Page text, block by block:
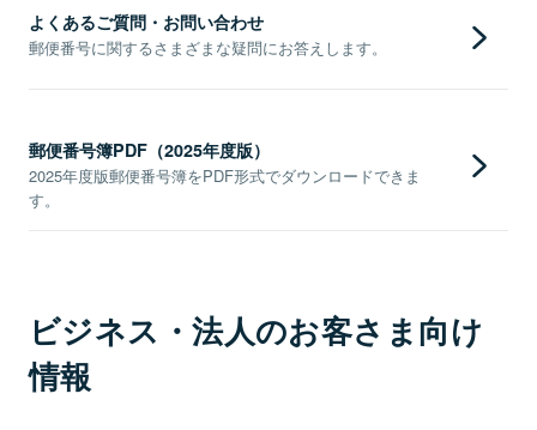
よくあるご質問・お問い合わせ
郵便番号に関するさまざまな疑問にお答えします。
郵便番号簿PDF（2025年度版）
2025年度版郵便番号簿をPDF形式でダウンロードできま
す。
ビジネス・法人のお客さま向け
情報